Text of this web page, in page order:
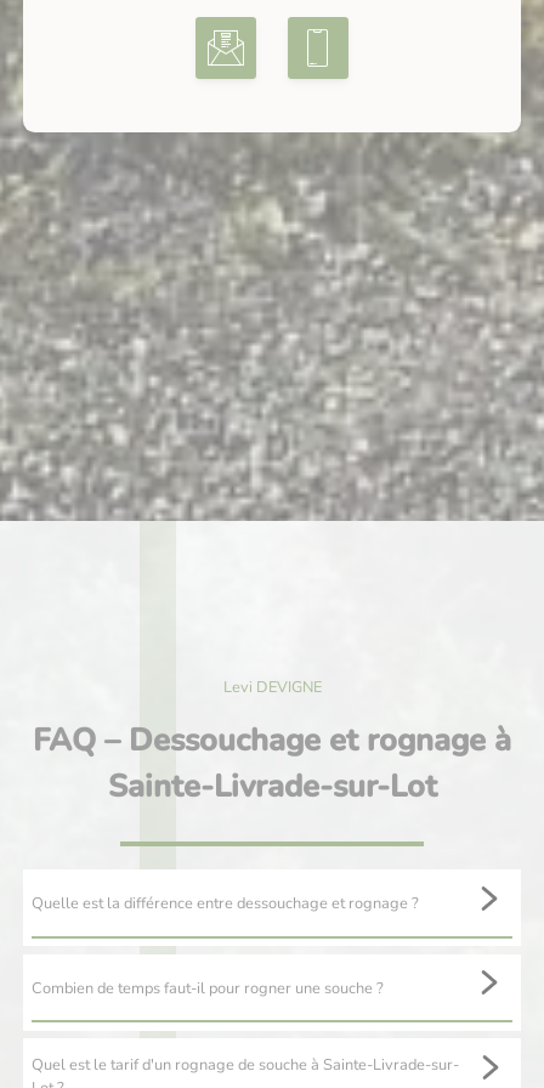
Levi DEVIGNE
FAQ – Dessouchage et rognage à
Sainte-Livrade-sur-Lot
Quelle est la différence entre dessouchage et rognage ?
Le dessouchage consiste à extraire complètement la souche et les
racines, tandis que le rognage les réduit en copeaux sous le niveau
Combien de temps faut-il pour rogner une souche ?
rognage d’une souche
rapide : comptez entre 1 heure et 3 heures selon la taille et
Quel est le tarif d'un rognage de souche à Sainte-Livrade-sur-